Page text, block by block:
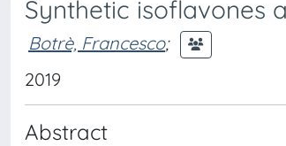
Synthetic isoflavones
Botrè, Francesco;
2019
Abstract